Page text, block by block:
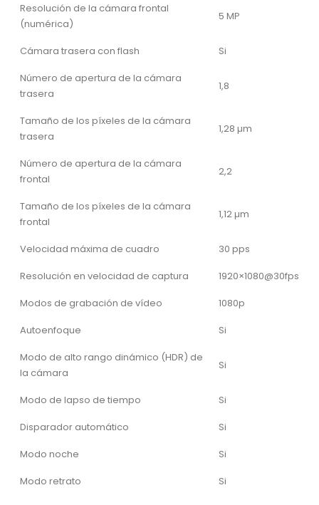
Resolución de la cámara frontal
(numérica)
5 MP
Cámara trasera con flash
Si
Número de apertura de la cámara
trasera
1,8
Tamaño de los píxeles de la cámara
trasera
1,28 µm
Número de apertura de la cámara
frontal
2,2
Tamaño de los píxeles de la cámara
frontal
1,12 µm
Velocidad máxima de cuadro
30 pps
Resolución en velocidad de captura
1920×1080@30fps
Modos de grabación de vídeo
1080p
Autoenfoque
Si
Modo de alto rango dinámico (HDR) de
la cámara
Si
Modo de lapso de tiempo
Si
Disparador automático
Si
Modo noche
Si
Modo retrato
Si